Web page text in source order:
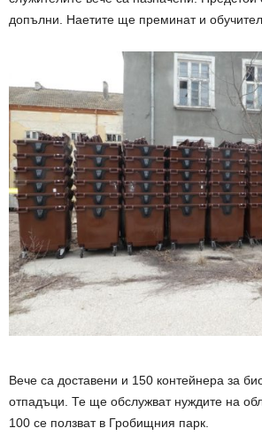
допълни. Наетите ще преминат и
Вече са доставени и 150 контейнера за
отпадъци. Те ще обслужват нуждите на
100 се ползват в Гробищния парк.